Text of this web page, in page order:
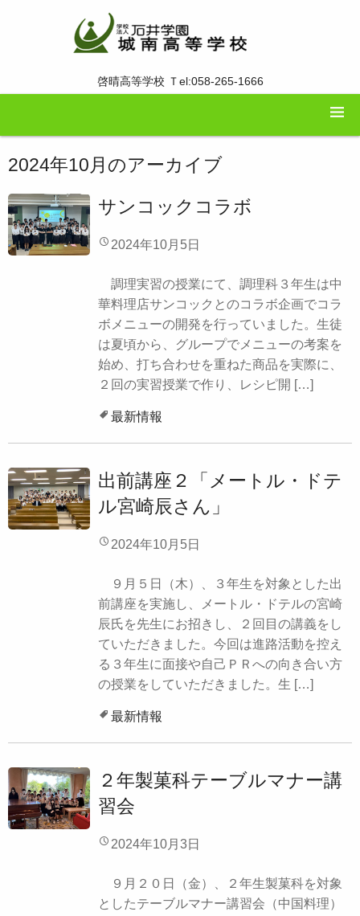
啓晴高等学校 Ｔel:058-265-1666
2024年10月 のアーカイブ
サンコックコラボ
2024年10月5日
調理実習の授業にて、調理科３年生は中
華料理店サンコックとのコラボ企画でコラ
ボメニューの開発を行っていました。生徒
は夏頃から、グループでメニューの考案を
始め、打ち合わせを重ねた商品を実際に、
２回の実習授業で作り、レシピ開 […]
最新情報
出前講座２「メートル・ドテ
ル宮崎辰さん」
2024年10月5日
９月５日（木）、３年生を対象とした出
前講座を実施し、メートル・ドテルの宮崎
辰氏を先生にお招きし、２回目の講義をし
ていただきました。今回は進路活動を控え
る３年生に面接や自己ＰＲへの向き合い方
の授業をしていただきました。生 […]
最新情報
２年製菓科テーブルマナー講
習会
2024年10月3日
９月２０日（金）、２年生製菓科を対象
としたテーブルマナー講習会（中国料理）